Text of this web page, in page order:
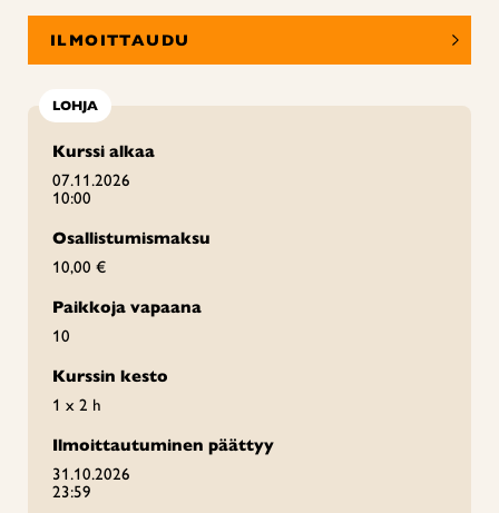
ILMOITTAUDU
LOHJA
Kurssi alkaa
07.11.2026
10:00
Osallistumismaksu
10,00 €
Paikkoja vapaana
10
Kurssin kesto
1 x 2 h
Ilmoittautuminen päättyy
31.10.2026
23:59